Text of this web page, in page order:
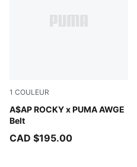
1 COULEUR
A$AP ROCKY x PUMA AWGE
Belt
PUMA BLACK
CAD $195.00